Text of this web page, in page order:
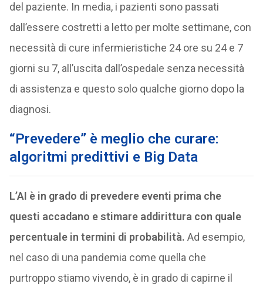
del paziente. In media, i pazienti sono passati
dall’essere costretti a letto per molte settimane, con
necessità di cure infermieristiche 24 ore su 24 e 7
giorni su 7, all’uscita dall’ospedale senza necessità
di assistenza e questo solo qualche giorno dopo la
diagnosi.
“Prevedere” è meglio che curare:
algoritmi predittivi e Big Data
L’AI è in grado di prevedere eventi prima che
questi accadano e stimare addirittura con quale
percentuale in termini di probabilità. Ad esempio,
nel caso di una pandemia come quella che
purtroppo stiamo vivendo, è in grado di capirne il